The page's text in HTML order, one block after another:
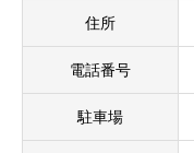
住所
電話番号
駐車場